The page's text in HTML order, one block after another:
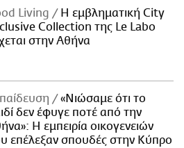
Living
Η εμβληματική City
Collection της Le Labo
στην Αθήνα
«Νιώσαμε ότι το
δεν έφυγε ποτέ από την
Η εμπειρία οικογενειών
επέλεξαν σπουδές στην Κύπρο